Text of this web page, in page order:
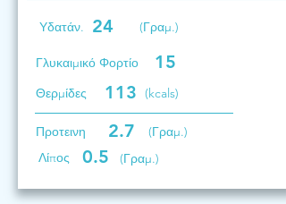
Υδατάν. 24 (Γραμ.)
Γλυκαιμικό Φορτίο 15
Θερμίδες 113 (kcals)
Προτεινη 2.7
(Γραμ.)
Λίπος
0.5 (Γραμ.)